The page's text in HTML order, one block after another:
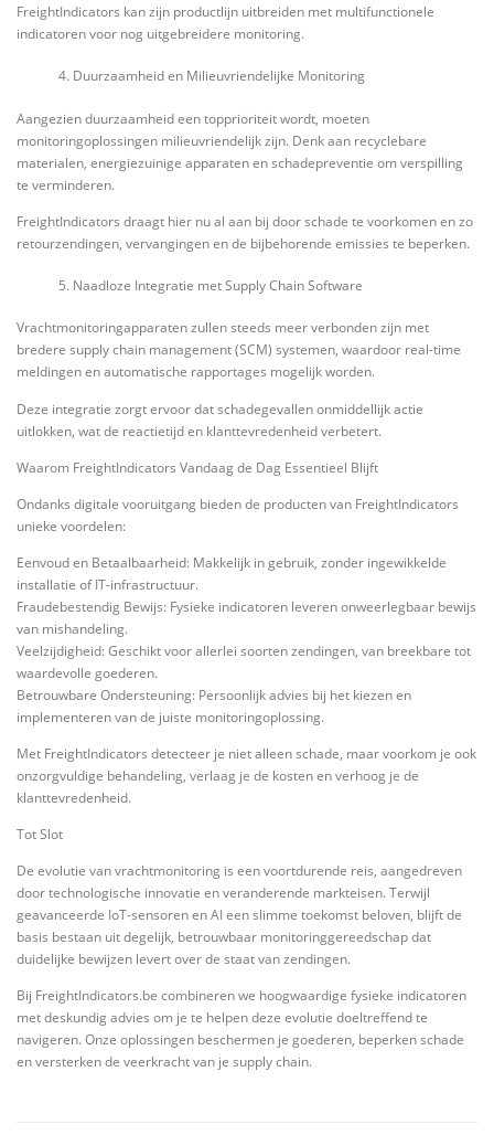
FreightIndicators kan zijn productlijn uitbreiden met multifunctionele
indicatoren voor nog uitgebreidere monitoring.
Duurzaamheid en Milieuvriendelijke Monitoring
Aangezien duurzaamheid een topprioriteit wordt, moeten
monitoringoplossingen milieuvriendelijk zijn. Denk aan recyclebare
materialen, energiezuinige apparaten en schadepreventie om verspilling
te verminderen.
FreightIndicators draagt hier nu al aan bij door schade te voorkomen en zo
retourzendingen, vervangingen en de bijbehorende emissies te beperken.
Naadloze Integratie met Supply Chain Software
Vrachtmonitoringapparaten zullen steeds meer verbonden zijn met
bredere supply chain management (SCM) systemen, waardoor real-time
meldingen en automatische rapportages mogelijk worden.
Deze integratie zorgt ervoor dat schadegevallen onmiddellijk actie
uitlokken, wat de reactietijd en klanttevredenheid verbetert.
Waarom FreightIndicators Vandaag de Dag Essentieel Blijft
Ondanks digitale vooruitgang bieden de producten van FreightIndicators
unieke voordelen:
Eenvoud en Betaalbaarheid: Makkelijk in gebruik, zonder ingewikkelde
installatie of IT-infrastructuur.
Fraudebestendig Bewijs: Fysieke indicatoren leveren onweerlegbaar bewijs
van mishandeling.
Veelzijdigheid: Geschikt voor allerlei soorten zendingen, van breekbare tot
waardevolle goederen.
Betrouwbare Ondersteuning: Persoonlijk advies bij het kiezen en
implementeren van de juiste monitoringoplossing.
Met FreightIndicators detecteer je niet alleen schade, maar voorkom je ook
onzorgvuldige behandeling, verlaag je de kosten en verhoog je de
klanttevredenheid.
Tot Slot
De evolutie van vrachtmonitoring is een voortdurende reis, aangedreven
door technologische innovatie en veranderende markteisen. Terwijl
geavanceerde IoT-sensoren en AI een slimme toekomst beloven, blijft de
basis bestaan uit degelijk, betrouwbaar monitoringgereedschap dat
duidelijke bewijzen levert over de staat van zendingen.
Bij FreightIndicators.be combineren we hoogwaardige fysieke indicatoren
met deskundig advies om je te helpen deze evolutie doeltreffend te
navigeren. Onze oplossingen beschermen je goederen, beperken schade
en versterken de veerkracht van je supply chain.